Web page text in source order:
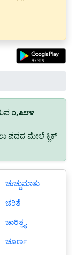
೧,೩೮೪
ಪದದ ಮೇಲೆ ಕ್ಲಿಕ್
ಚುಚ್ಚುಮಾತು
ಚರಿತೆ
ಚಾರಿತ್ರ್ಯ
ಚೂರ್ಣ